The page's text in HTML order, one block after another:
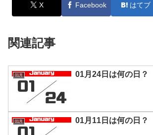
X Facebook はてブ
関連記事
01月 01月24日は何の日？
01月 01月11日は何の日？